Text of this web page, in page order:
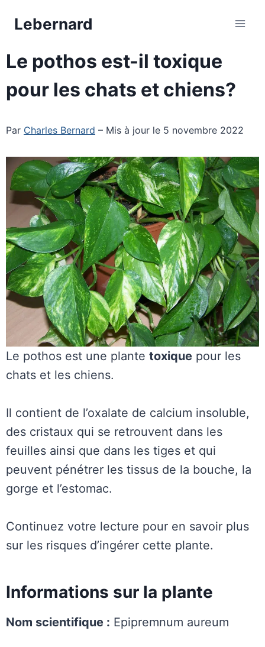
Lebernard
Le pothos est-il toxique
pour les chats et chiens?
Par Charles Bernard – Mis à jour le 5 novembre 2022
Le pothos est une plante toxique pour les
chats et les chiens.
Il contient de l’oxalate de calcium insoluble,
des cristaux qui se retrouvent dans les
feuilles ainsi que dans les tiges et qui
peuvent pénétrer les tissus de la bouche, la
gorge et l’estomac.
Continuez votre lecture pour en savoir plus
sur les risques d’ingérer cette plante.
Informations sur la plante
Nom scientifique : Epipremnum aureum